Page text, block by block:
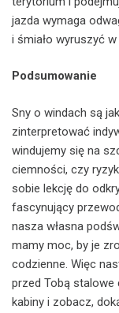
jazda wymaga
i śmiało wyruszyć w
Podsumowanie
Sny o windach są
zinterpretować
windujemy się na
ciemności, czy
sobie lekcję do
fascynujący
nasza własna
mamy moc, by je
codzienne. Więc
przed Tobą stalowe
kabiny i zobacz,